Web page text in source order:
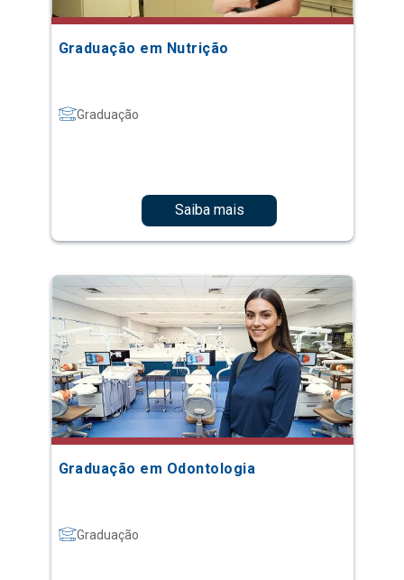
Graduação em Nutrição
Graduação
Saiba mais
Graduação em Odontologia
Graduação